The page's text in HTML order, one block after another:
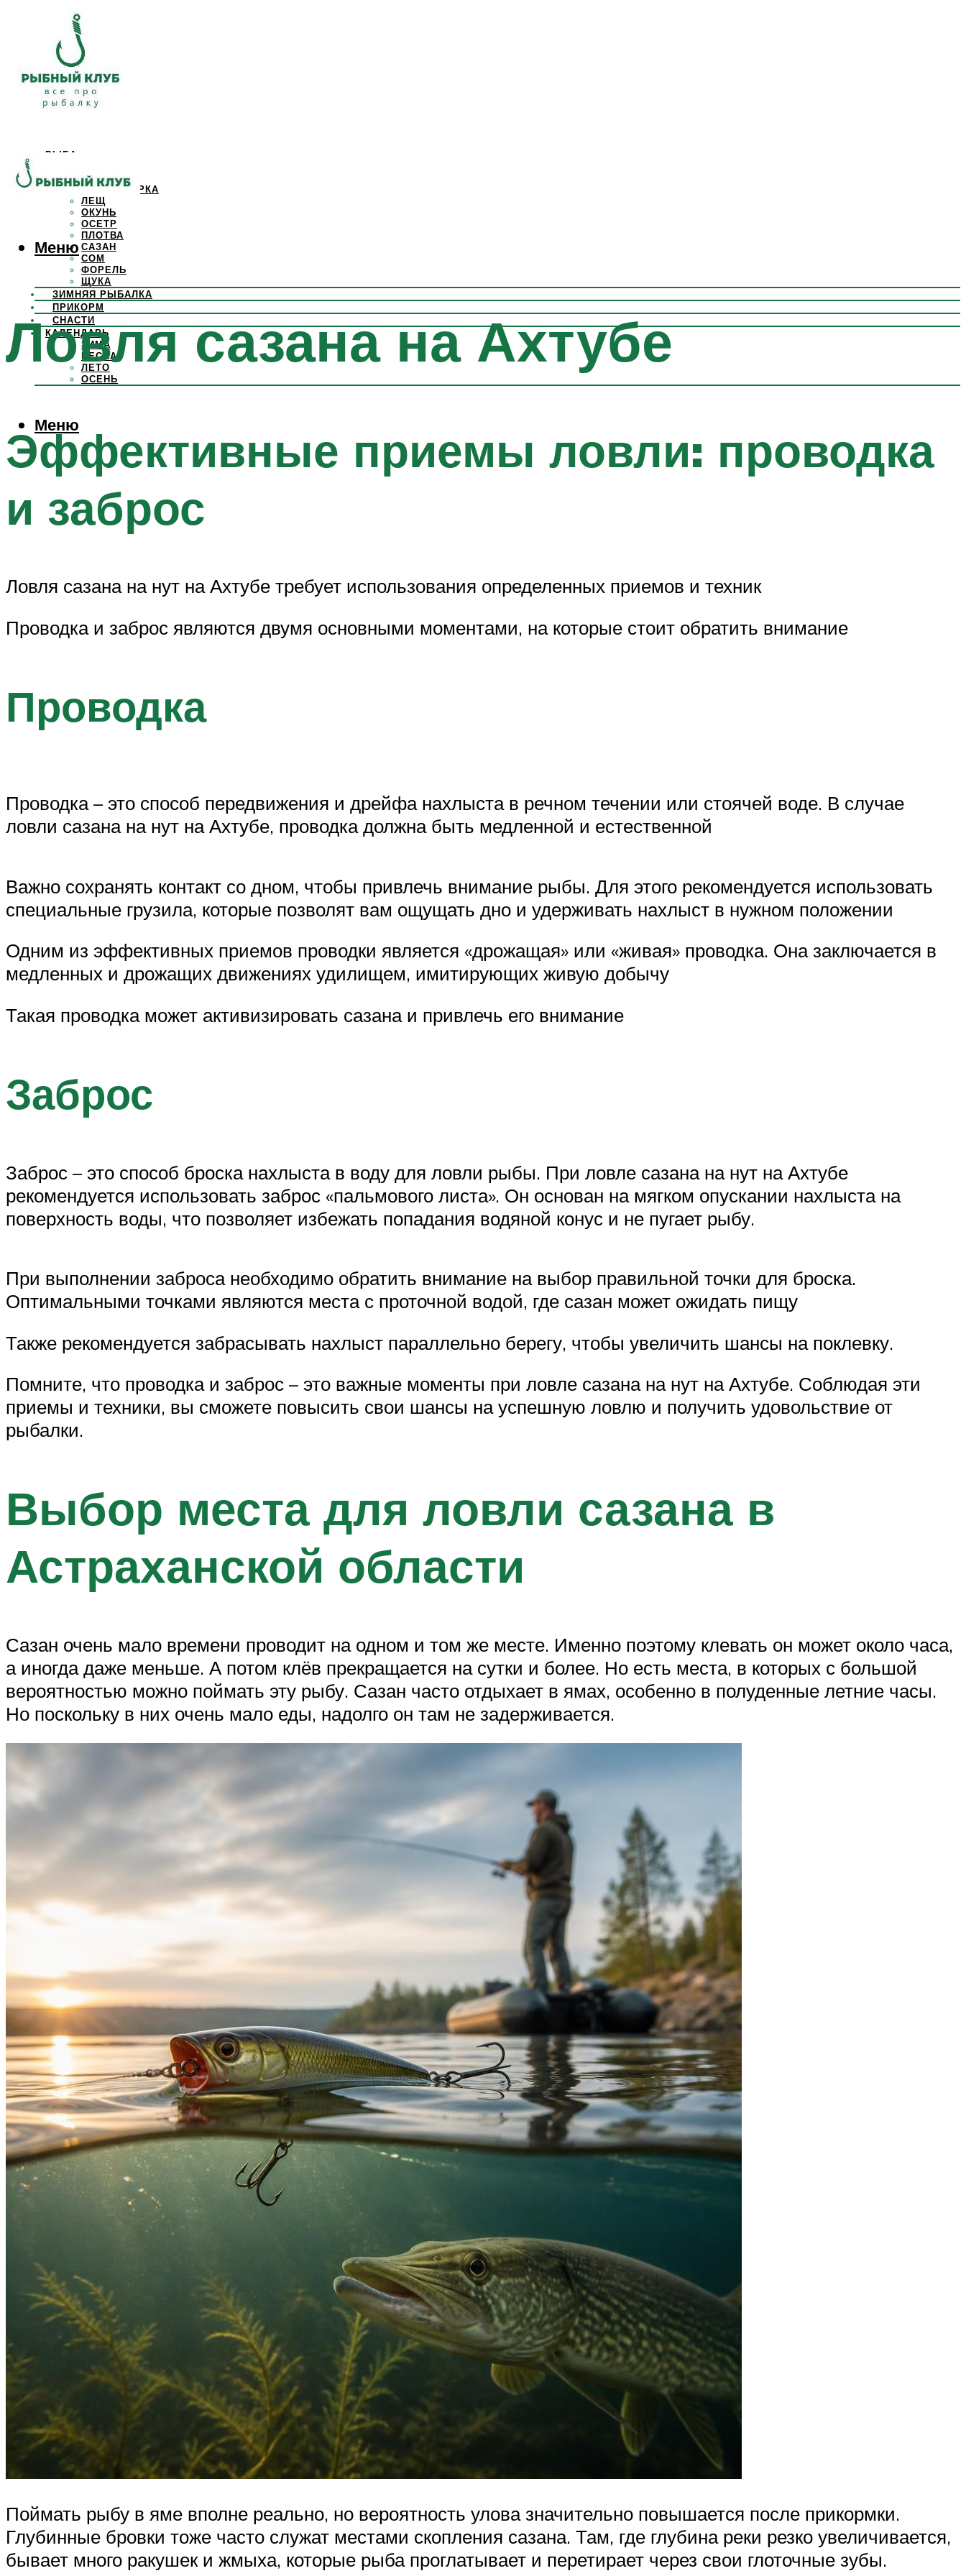
РЫБА
КАРП
КРАСНОПЕРКА
ЛЕЩ
ОКУНЬ
ОСЕТР
ПЛОТВА
САЗАН
СОМ
ФОРЕЛЬ
ЩУКА
ЗИМНЯЯ РЫБАЛКА
ПРИКОРМ
СНАСТИ
КАЛЕНДАРЬ
ЗИМА
ВЕСНА
ЛЕТО
ОСЕНЬ
Меню
Меню
Ловля сазана на Ахтубе
Эффективные приемы ловли: проводка
и заброс
Ловля сазана на нут на Ахтубе требует использования определенных приемов и техник
Проводка и заброс являются двумя основными моментами, на которые стоит обратить внимание
Проводка
Проводка – это способ передвижения и дрейфа нахлыста в речном течении или стоячей воде. В случае
ловли сазана на нут на Ахтубе, проводка должна быть медленной и естественной
Важно сохранять контакт со дном, чтобы привлечь внимание рыбы. Для этого рекомендуется использовать
специальные грузила, которые позволят вам ощущать дно и удерживать нахлыст в нужном положении
Одним из эффективных приемов проводки является «дрожащая» или «живая» проводка. Она заключается в
медленных и дрожащих движениях удилищем, имитирующих живую добычу
Такая проводка может активизировать сазана и привлечь его внимание
Заброс
Заброс – это способ броска нахлыста в воду для ловли рыбы. При ловле сазана на нут на Ахтубе
рекомендуется использовать заброс «пальмового листа». Он основан на мягком опускании нахлыста на
поверхность воды, что позволяет избежать попадания водяной конус и не пугает рыбу.
При выполнении заброса необходимо обратить внимание на выбор правильной точки для броска.
Оптимальными точками являются места с проточной водой, где сазан может ожидать пищу
Также рекомендуется забрасывать нахлыст параллельно берегу, чтобы увеличить шансы на поклевку.
Помните, что проводка и заброс – это важные моменты при ловле сазана на нут на Ахтубе. Соблюдая эти
приемы и техники, вы сможете повысить свои шансы на успешную ловлю и получить удовольствие от
рыбалки.
Выбор места для ловли сазана в
Астраханской области
Сазан очень мало времени проводит на одном и том же месте. Именно поэтому клевать он может около часа,
а иногда даже меньше. А потом клёв прекращается на сутки и более. Но есть места, в которых с большой
вероятностью можно поймать эту рыбу. Сазан часто отдыхает в ямах, особенно в полуденные летние часы.
Но поскольку в них очень мало еды, надолго он там не задерживается.
Поймать рыбу в яме вполне реально, но вероятность улова значительно повышается после прикормки.
Глубинные бровки тоже часто служат местами скопления сазана. Там, где глубина реки резко увеличивается,
бывает много ракушек и жмыха, которые рыба проглатывает и перетирает через свои глоточные зубы.